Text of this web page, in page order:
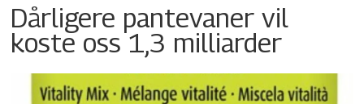
Dårligere pantevaner vil
koste oss 1,3 milliarder